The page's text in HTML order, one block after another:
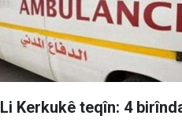
Li Kerkukê teqîn: 4